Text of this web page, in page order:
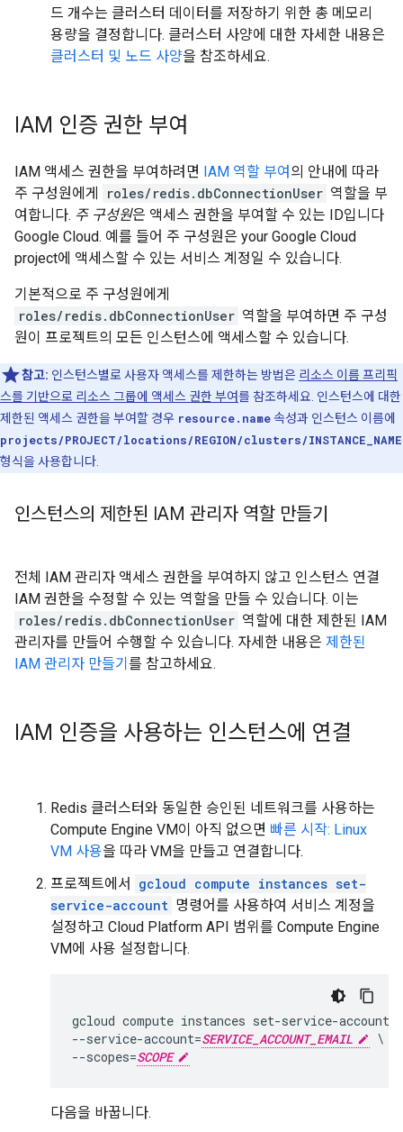
드 개수는 클러스터 데이터를 저장하기 위한 총 메모리
용량을 결정합니다. 클러스터 사양에 대한 자세한 내용은
클러스터 및 노드 사양을 참조하세요.
IAM 인증 권한 부여
IAM 액세스 권한을 부여하려면 IAM 역할 부여 의 안내에 따라
주 구성원에게
roles/redis.dbConnectionUser 역할을 부
여합니다. 주 구성원은 액세스 권한을 부여할 수 있는 ID입니다
Google Cloud. 예를 들어 주 구성원은 your Google Cloud
project에 액세스할 수 있는 서비스 계정일 수 있습니다.
기본적으로 주 구성원에게
roles/redis.dbConnectionUser 역할을 부여하면 주 구성
원이 프로젝트의 모든 인스턴스에 액세스할 수 있습니다.
참고: 인스턴스별로 사용자 액세스를 제한하는 방법은 리소스 이름 프리픽
스를 기반으로 리소스 그룹에 액세스 권한 부여를 참조하세요. 인스턴스에 대한
제한된 액세스 권한을 부여할 경우 resource.name속성과 인스턴스 이름에
projects/PROJECT/locations/REGION/clusters/INSTANCE_NAME
형식을 사용합니다.
인스턴스의 제한된 IAM 관리자 역할 만들기
전체 IAM 관리자 액세스 권한을 부여하지 않고 인스턴스 연결
IAM 권한을 수정할 수 있는 역할을 만들 수 있습니다. 이는
roles/redis.dbConnectionUser 역할에 대한 제한된 IAM
관리자를 만들어 수행할 수 있습니다. 자세한 내용은 제한된
IAM 관리자 만들기 를 참고하세요.
IAM 인증을 사용하는 인스턴스에 연결
Redis 클러스터와 동일한 승인된 네트워크를 사용하는
Compute Engine VM이 아직 없으면 빠른 시작: Linux
VM 사용을 따라 VM을 만들고 연결합니다.
프로젝트에서
gcloud compute instances set-
service-account 명령어를 사용하여 서비스 계정을
설정하고 Cloud Platform API 범위를 Compute Engine
VM에 사용 설정합니다.
gcloud compute instances set-service-account
--service-account=SERVICE_ACCOUNT_EMAIL
\
--scopes=SCOPE
다음을 바꿉니다.